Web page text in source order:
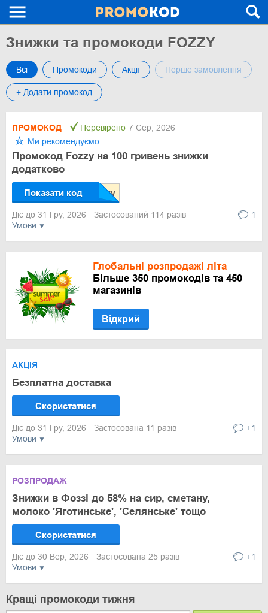
Знижки та промокоди FOZZY
Всі Промокоди Акції Перше замовлення
+ Додати промокод
Умови
ПРОМОКОД Перевірено 7 Сер, 2026
Ми рекомендуємо
Промокод Fozzy на 100 гривень знижки
додатково
Показати код
Діє до 31 Гру, 2026 Застосований 114 разів 1
Глобальні розпродажі літа
Більше 350 промокодів та 450
магазинів
Відкрий
Умови
АКЦІЯ
Безплатна доставка
Скористатися
Діє до 31 Гру, 2026 Застосована 11 разів +1
Умови
РОЗПРОДАЖ
Знижки в Фоззі до 58% на сир, сметану,
молоко 'Яготинське', 'Селянське' тощо
Скористатися
Діє до 30 Вер, 2026 Застосована 25 разів +1
Кращі промокоди тижня